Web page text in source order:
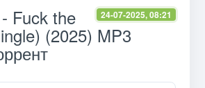
24-07-2025, 08:21
Fuck the
(2025) MP3